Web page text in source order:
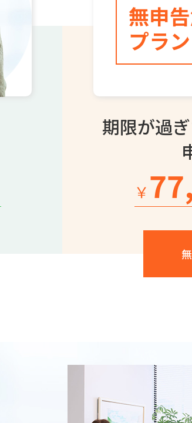
無申
プラン
期限が過
￥